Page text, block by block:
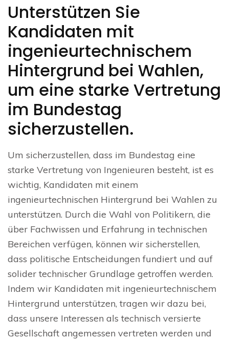
Unterstützen Sie
Kandidaten mit
ingenieurtechnischem
Hintergrund bei Wahlen,
um eine starke Vertretung
im Bundestag
sicherzustellen.
Um sicherzustellen, dass im Bundestag eine
starke Vertretung von Ingenieuren besteht, ist es
wichtig, Kandidaten mit einem
ingenieurtechnischen Hintergrund bei Wahlen zu
unterstützen. Durch die Wahl von Politikern, die
über Fachwissen und Erfahrung in technischen
Bereichen verfügen, können wir sicherstellen,
dass politische Entscheidungen fundiert und auf
solider technischer Grundlage getroffen werden.
Indem wir Kandidaten mit ingenieurtechnischem
Hintergrund unterstützen, tragen wir dazu bei,
dass unsere Interessen als technisch versierte
Gesellschaft angemessen vertreten werden und